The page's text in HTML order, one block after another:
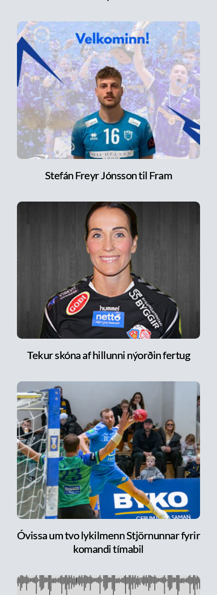
Stefán Freyr Jónsson til Fram
Tekur skóna af hillunni nýorðin fertug
Óvissa um tvo lykilmenn Stjörnunnar fyrir
komandi tímabil